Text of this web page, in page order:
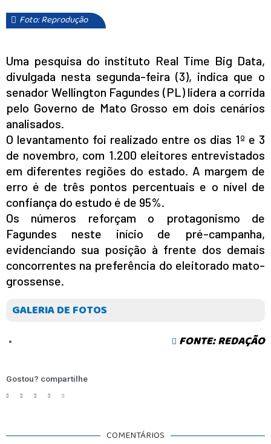
Foto: Reprodução
Uma pesquisa do instituto Real Time Big Data,
divulgada nesta segunda-feira (3), indica que o
senador Wellington Fagundes (PL) lidera a corrida
pelo Governo de Mato Grosso em dois cenários
analisados.
O levantamento foi realizado entre os dias 1º e 3
de novembro, com 1.200 eleitores entrevistados
em diferentes regiões do estado. A margem de
erro é de três pontos percentuais e o nível de
confiança do estudo é de 95%.
Os números reforçam o protagonismo de
Fagundes neste início de pré-campanha,
evidenciando sua posição à frente dos demais
concorrentes na preferência do eleitorado mato-
grossense.
GALERIA DE FOTOS
FONTE: REDAÇÃO
Gostou? compartilhe
COMENTÁRIOS